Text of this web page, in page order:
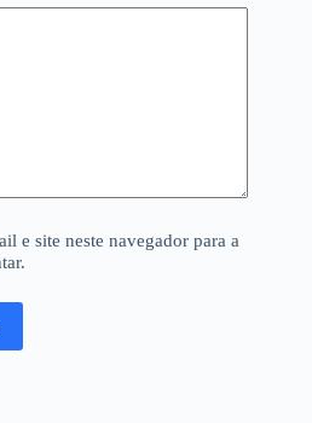
e site neste navegador para a